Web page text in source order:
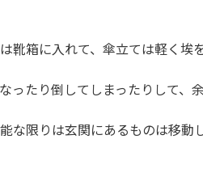
靴箱に入れて、傘立ては軽く埃
ったり倒してしまったりして、
な限りは玄関にあるものは移動